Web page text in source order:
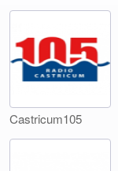
Castricum105